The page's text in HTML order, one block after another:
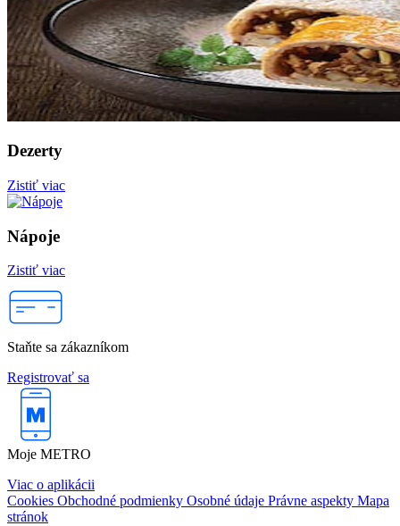
Dezerty
Zistiť viac
Nápoje
Zistiť viac
Staňte sa zákazníkom
Registrovať sa
Moje METRO
Viac o aplikácii
Cookies Obchodné podmienky Osobné údaje Právne aspekty Mapa
stránok